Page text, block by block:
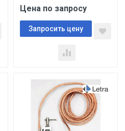
Цена по запросу
Запросить цену